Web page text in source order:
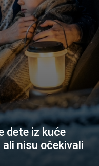
dete iz kuće
nisu očekivali